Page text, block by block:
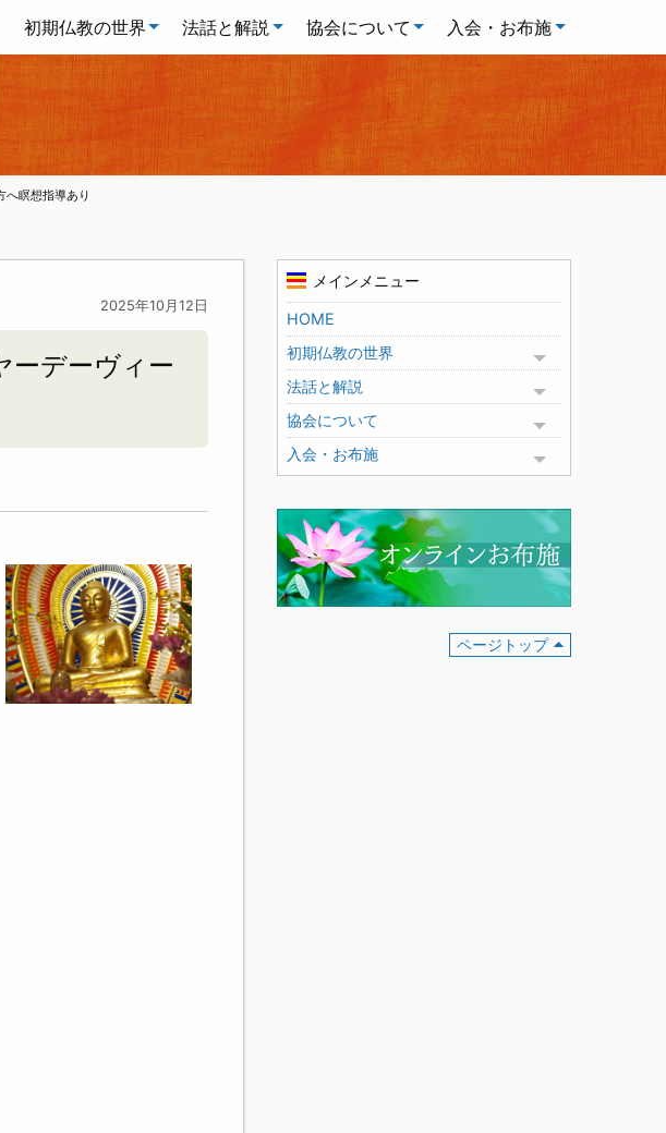
初期仏教の世界 法話と解説 協会について 入会・お布施
へ瞑想指導あり
2025年10月12日
ーデーヴィー
メインメニュー
HOME
初期仏教の世界
Toggle menu
法話と解説
Toggle menu
協会について
Toggle menu
入会・お布施
Toggle menu
ページトップ